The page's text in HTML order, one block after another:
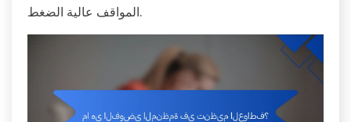
المواقف عالية الضغط.